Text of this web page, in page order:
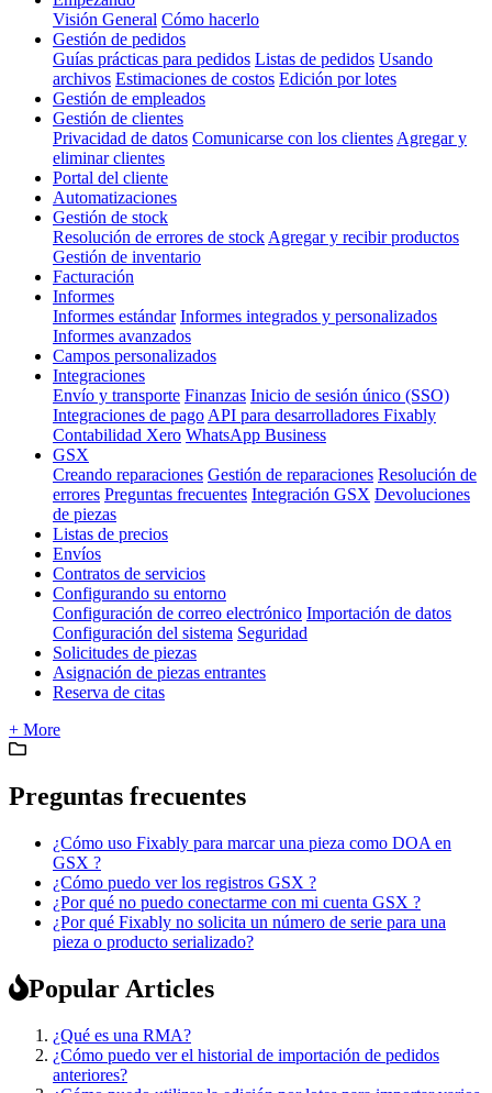
Visión General Cómo hacerlo
Gestión de pedidos
Guías prácticas para pedidos Listas de pedidos Usando
archivos Estimaciones de costos Edición por lotes
Gestión de empleados
Gestión de clientes
Privacidad de datos Comunicarse con los clientes Agregar y
eliminar clientes
Portal del cliente
Automatizaciones
Gestión de stock
Resolución de errores de stock Agregar y recibir productos
Gestión de inventario
Facturación
Informes
Informes estándar Informes integrados y personalizados
Informes avanzados
Campos personalizados
Integraciones
Envío y transporte Finanzas Inicio de sesión único (SSO)
Integraciones de pago API para desarrolladores Fixably
Contabilidad Xero WhatsApp Business
GSX
Creando reparaciones Gestión de reparaciones Resolución de
errores Preguntas frecuentes Integración GSX Devoluciones
de piezas
Listas de precios
Envíos
Contratos de servicios
Configurando su entorno
Configuración de correo electrónico Importación de datos
Configuración del sistema Seguridad
Solicitudes de piezas
Asignación de piezas entrantes
Reserva de citas
+ More
Preguntas frecuentes
¿Cómo uso Fixably para marcar una pieza como DOA en
GSX ?
¿Cómo puedo ver los registros GSX ?
¿Por qué no puedo conectarme con mi cuenta GSX ?
¿Por qué Fixably no solicita un número de serie para una
pieza o producto serializado?
Popular Articles
¿Qué es una RMA?
¿Cómo puedo ver el historial de importación de pedidos
anteriores?